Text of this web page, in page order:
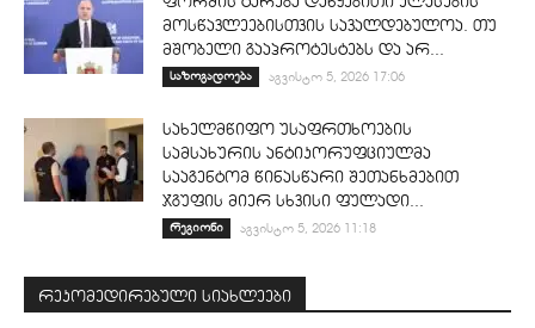
მოსწავლეებისთვის სავალდებულოა. თუ
მშობელი გააპროტესტებს და არ...
საზოგადოება აგვისტო 5, 2026 17:06
სახელმწიფო უსაფრთხოების
სამსახურის ანტიკორუფციულმა
სააგენტომ წინასწარი შეთანხმებით
ჯგუფის მიერ სხვისი ფულადი...
რეგიონი აგვისტო 5, 2026 11:18
რეკომედირებული სიახლეები